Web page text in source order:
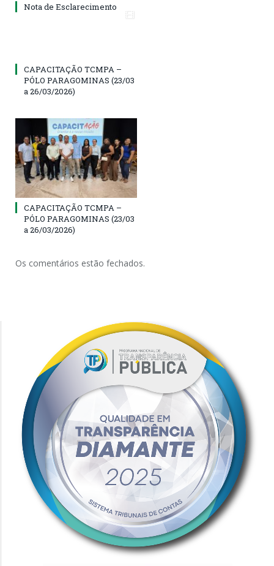
Nota de Esclarecimento
CAPACITAÇÃO TCMPA –
PÓLO PARAGOMINAS (23/03
a 26/03/2026)
CAPACITAÇÃO TCMPA –
PÓLO PARAGOMINAS (23/03
a 26/03/2026)
Os comentários estão fechados.